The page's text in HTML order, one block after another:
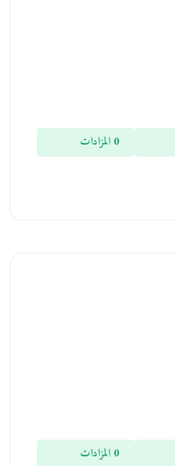
0 المزادات
0 المزادات